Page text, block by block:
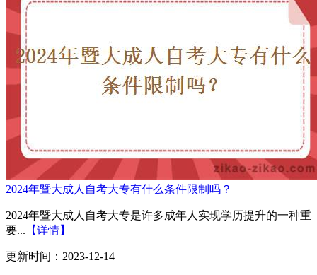
2024年暨大成人自考大专有什么条件限制吗？
2024年暨大成人自考大专是许多成年人实现学历提升的一种重
要... 【详情】
更新时间：2023-12-14